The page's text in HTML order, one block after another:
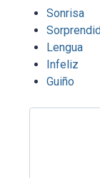
Sonrisa
Lengua
Infeliz
Guiño